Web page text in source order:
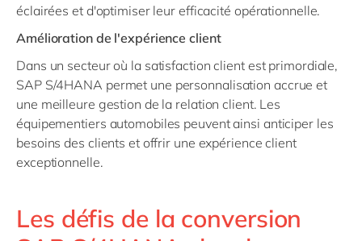
éclairées et d'optimiser leur efficacité opérationnelle.
Amélioration de l'expérience client
Dans un secteur où la satisfaction client est primordiale,
SAP S/4HANA permet une personnalisation accrue et
une meilleure gestion de la relation client. Les
équipementiers automobiles peuvent ainsi anticiper les
besoins des clients et offrir une expérience client
exceptionnelle.
Les défis de la conversion